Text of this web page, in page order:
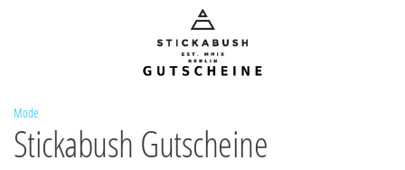
Mode
Stickabush Gutscheine